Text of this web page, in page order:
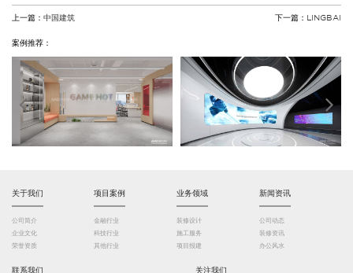
上一篇： 中国建筑 下一篇： LINGBAI
案例推荐：
关于我们
公司简介
企业文化
荣誉资质
项目案例
金融行业
科技行业
其他行业
业务领域
装修设计
施工服务
项目报建
新闻资讯
公司动态
装修资讯
办公风水
联系我们 关注我们